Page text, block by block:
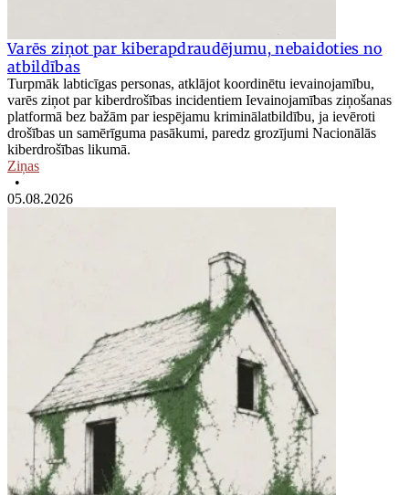
Varēs ziņot par kiberapdraudējumu, nebaidoties no
atbildības
Turpmāk labticīgas personas, atklājot koordinētu ievainojamību,
varēs ziņot par kiberdrošības incidentiem Ievainojamības ziņošanas
platformā bez bažām par iespējamu kriminālatbildību, ja ievēroti
drošības un samērīguma pasākumi, paredz grozījumi Nacionālās
kiberdrošības likumā.
Ziņas
•
05.08.2026